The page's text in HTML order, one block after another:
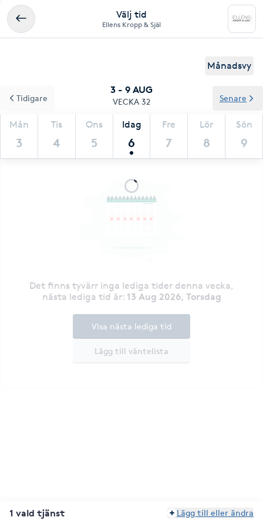
Välj tid
Ellens Kropp & Själ
Månadsvy
3 - 9 AUG
VECKA 32
Mån
3
Tis
4
Ons
5
Idag
6
Fre
7
Lör
8
Sön
9
Tidigare Senare
Det finns tyvärr inga lediga tider denna vecka,
nästa lediga tid är: 13 Aug 2026, Torsdag
Lägg till väntelista
Visa nästa lediga tid
1 vald tjänst Lägg till eller ändra